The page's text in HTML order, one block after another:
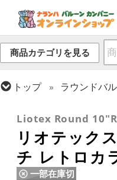
商品カテゴリを見る
トップ ラウンドバ
Liotex Round
リオテック
チ レトロカ
一部在庫切